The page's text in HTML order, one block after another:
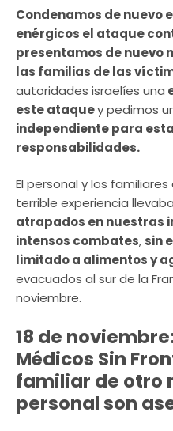
Condenamos de nuevo
enérgicos el ataque
presentamos de nuevo
las familias de las
autoridades israelíes una
este ataquey pedimos
independiente para
responsabilidades.
El personal y los
terrible experiencia
atrapados en nuestras
intensos combates, sin
limitado a alimentos y
evacuados al sur de la
noviembre.
18 de
Médicos Sin
familiar de otro
personal son